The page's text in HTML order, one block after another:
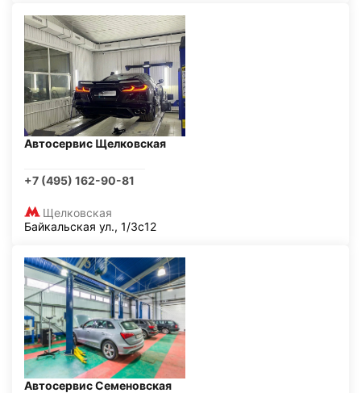
Автосервис Щелковская
+7 (495) 162-90-81
Щелковская
Байкальская ул., 1/3с12
Автосервис Семеновская